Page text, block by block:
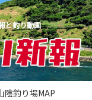
と釣り動画
陰釣り場MAP